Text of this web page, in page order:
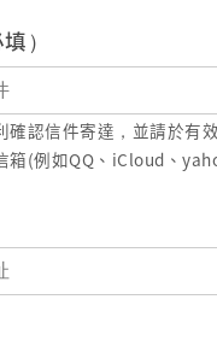
）
確認信件寄達，並請於有
箱(例如QQ、iCloud、